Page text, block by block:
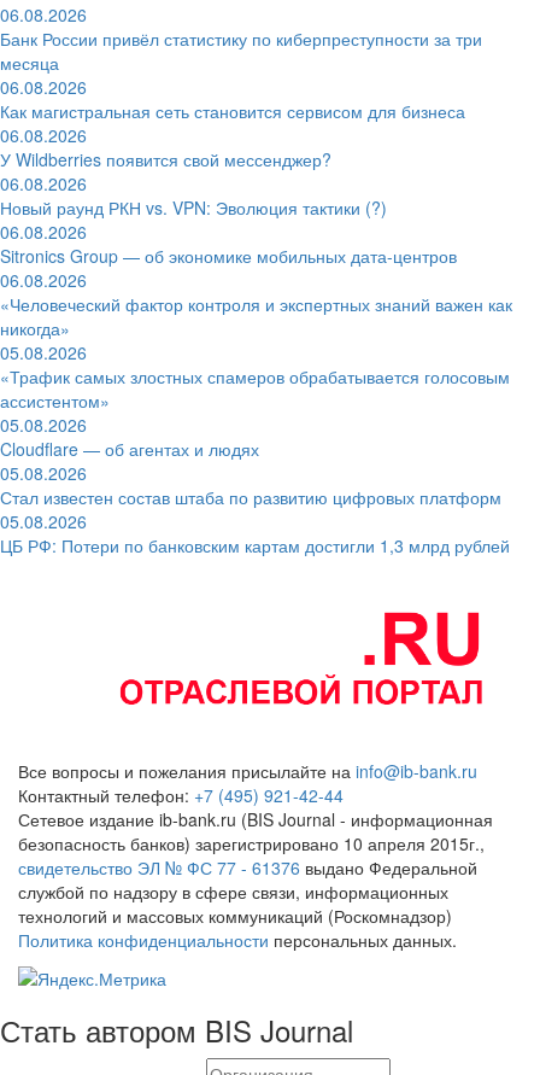
06.08.2026
Банк России привёл статистику по киберпреступности за три
месяца
06.08.2026
Как магистральная сеть становится сервисом для бизнеса
06.08.2026
У Wildberries появится свой мессенджер?
06.08.2026
Новый раунд РКН vs. VPN: Эволюция тактики (?)
06.08.2026
Sitronics Group — об экономике мобильных дата-центров
06.08.2026
«Человеческий фактор контроля и экспертных знаний важен как
никогда»
05.08.2026
«Трафик самых злостных спамеров обрабатывается голосовым
ассистентом»
05.08.2026
Cloudflare — об агентах и людях
05.08.2026
Стал известен состав штаба по развитию цифровых платформ
05.08.2026
ЦБ РФ: Потери по банковским картам достигли 1,3 млрд рублей
Все вопросы и пожелания присылайте на info@ib-bank.ru
Контактный телефон: +7 (495) 921-42-44
Сетевое издание ib-bank.ru (BIS Journal - информационная
безопасность банков) зарегистрировано 10 апреля 2015г.,
свидетельство ЭЛ № ФС 77 - 61376 выдано Федеральной
службой по надзору в сфере связи, информационных
технологий и массовых коммуникаций (Роскомнадзор)
Политика конфиденциальности персональных данных.
Стать автором BIS Journal